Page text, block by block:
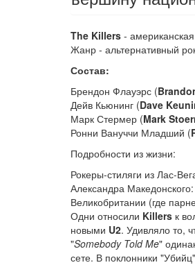
The Killers -
Жанр - альтернативный
Состав:
Брендон Флауэрс (
Дейв Кьюнинг (Dave
Марк Стермер (Mark
Ронни Вануччи Младший (
Подробности из жизни:
Рокеры-стиляги из Лас-
Александра
Великобритании (где
Одни относили Killers к
новыми U2. Удивляло то,
"Somebody Told Me"
сете. В поклонники